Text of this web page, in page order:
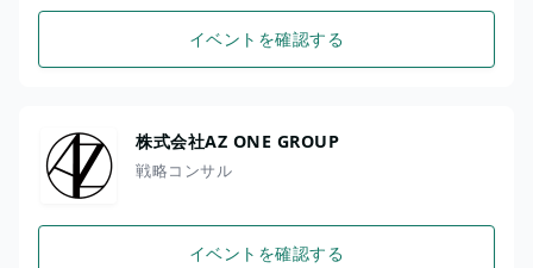
イベントを確認する
株式会社AZ ONE GROUP
戦略コンサル
イベントを確認する